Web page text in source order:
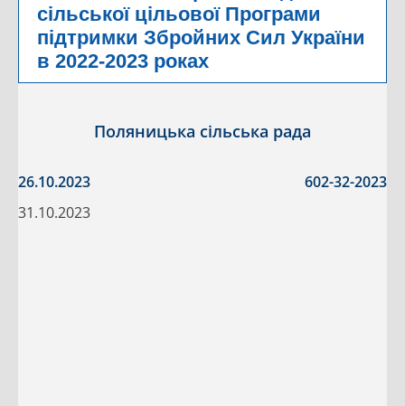
сільської цільової Програми
підтримки Збройних Сил України
в 2022-2023 роках
Поляницька сільська рада
26.10.2023
602-32-2023
31.10.2023